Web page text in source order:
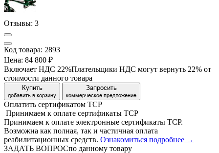
Отзывы: 3
Код товара: 2893
Цена: 84 800 ₽
Включает НДС 22%Плательщики НДС могут вернуть 22% от
стоимости данного товара
Купить
добавить в корзину
Запросить
коммерческое предложение
Оплатить сертификатом ТСР
Принимаем к оплате сертификаты ТСР
Принимаем к оплате электронные сертификаты ТСР.
Возможна как полная, так и частичная оплата
реабилитационных средств. Ознакомиться подробнее →
ЗАДАТЬ ВОПРОСпо данному товару